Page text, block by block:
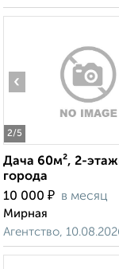
2/5
‹
Дача 60м², 2-
города
10 000 ₽ в месяц
Мирная
Агентство,